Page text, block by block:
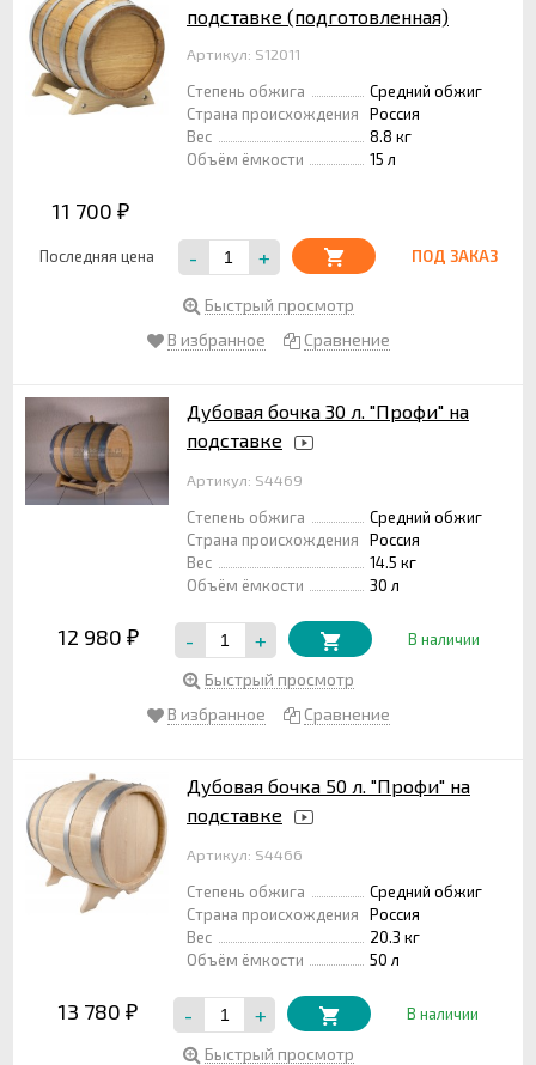
подставке (подготовленная)
Артикул: S12011
Степень обжига
Средний обжиг
Страна происхождения
Россия
Вес
8.8 кг
Объём ёмкости
15 л
11 700 ₽
Последняя цена - + ПОД ЗАКАЗ
Быстрый просмотр
В избранное
Сравнение
Дубовая бочка 30 л. "Профи" на
подставке
Артикул: S4469
Степень обжига
Средний обжиг
Страна происхождения
Россия
Вес
14.5 кг
Объём ёмкости
30 л
12 980 ₽ - + В наличии
Быстрый просмотр
В избранное
Сравнение
Дубовая бочка 50 л. "Профи" на
подставке
Артикул: S4466
Степень обжига
Средний обжиг
Страна происхождения
Россия
Вес
20.3 кг
Объём ёмкости
50 л
13 780 ₽ - + В наличии
Быстрый просмотр